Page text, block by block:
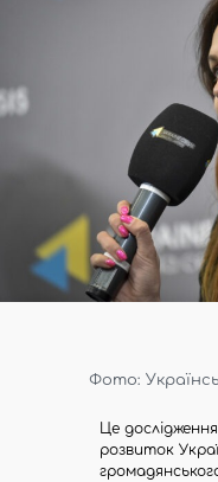
Фото:
Це
розвиток